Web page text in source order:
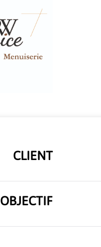
CLIENT
OBJECTIF